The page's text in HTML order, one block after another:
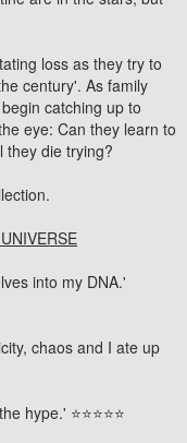
loss as they try to
century'. As family
catching up to
eye: Can they learn to
they die trying?
into my DNA.'
chaos and I ate up
hype.' ⭐⭐⭐⭐⭐